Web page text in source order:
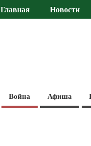
Главная Новости
Война Афиша